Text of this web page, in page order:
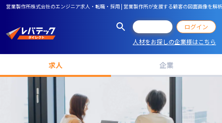
営業製作所株式会社のエンジニア求人・転職・採用 | 営業製作所が支援する顧客の図面画像を
ログイン
人材をお探しの企業様はこちら
求人 企業